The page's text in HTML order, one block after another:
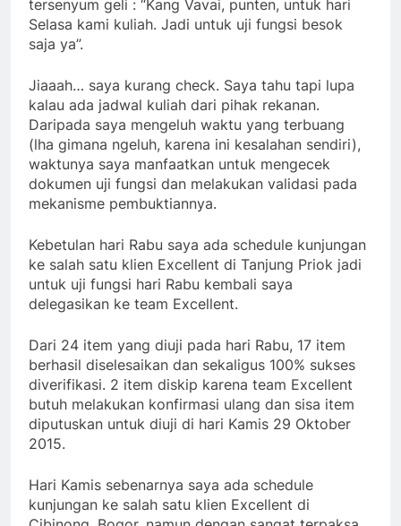
tersenyum geli : “Kang Vavai, punten, untuk hari
Selasa kami kuliah. Jadi untuk uji fungsi besok
saja ya”.
Jiaaah… saya kurang check. Saya tahu tapi lupa
kalau ada jadwal kuliah dari pihak rekanan.
Daripada saya mengeluh waktu yang terbuang
(lha gimana ngeluh, karena ini kesalahan sendiri),
waktunya saya manfaatkan untuk mengecek
dokumen uji fungsi dan melakukan validasi pada
mekanisme pembuktiannya.
Kebetulan hari Rabu saya ada schedule kunjungan
ke salah satu klien Excellent di Tanjung Priok jadi
untuk uji fungsi hari Rabu kembali saya
delegasikan ke team Excellent.
Dari 24 item yang diuji pada hari Rabu, 17 item
berhasil diselesaikan dan sekaligus 100% sukses
diverifikasi. 2 item diskip karena team Excellent
butuh melakukan konfirmasi ulang dan sisa item
diputuskan untuk diuji di hari Kamis 29 Oktober
2015.
Hari Kamis sebenarnya saya ada schedule
kunjungan ke salah satu klien Excellent di